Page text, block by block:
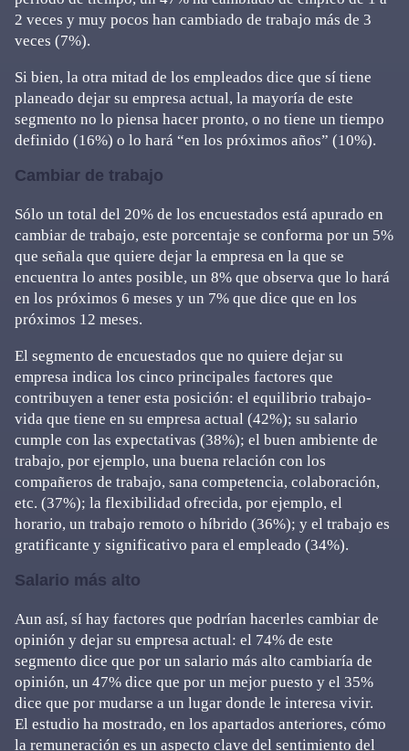
2 veces y muy pocos han cambiado de trabajo más de 3
veces (7%).
Si bien, la otra mitad de los empleados dice que sí tiene
planeado dejar su empresa actual, la mayoría de este
segmento no lo piensa hacer pronto, o no tiene un tiempo
definido (16%) o lo hará “en los próximos años” (10%).
Cambiar de trabajo
Sólo un total del 20% de los encuestados está apurado en
cambiar de trabajo, este porcentaje se conforma por un 5%
que señala que quiere dejar la empresa en la que se
encuentra lo antes posible, un 8% que observa que lo hará
en los próximos 6 meses y un 7% que dice que en los
próximos 12 meses.
El segmento de encuestados que no quiere dejar su
empresa indica los cinco principales factores que
contribuyen a tener esta posición: el equilibrio trabajo-
vida que tiene en su empresa actual (42%); su salario
cumple con las expectativas (38%); el buen ambiente de
trabajo, por ejemplo, una buena relación con los
compañeros de trabajo, sana competencia, colaboración,
etc. (37%); la flexibilidad ofrecida, por ejemplo, el
horario, un trabajo remoto o híbrido (36%); y el trabajo es
gratificante y significativo para el empleado (34%).
Salario más alto
Aun así, sí hay factores que podrían hacerles cambiar de
opinión y dejar su empresa actual: el 74% de este
segmento dice que por un salario más alto cambiaría de
opinión, un 47% dice que por un mejor puesto y el 35%
dice que por mudarse a un lugar donde le interesa vivir.
El estudio ha mostrado, en los apartados anteriores, cómo
la remuneración es un aspecto clave del sentimiento del